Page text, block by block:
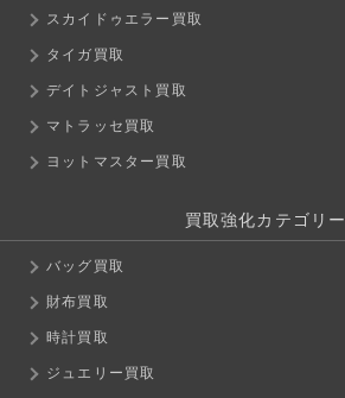
スカイドゥエラー買取
タイガ買取
デイトジャスト買取
マトラッセ買取
ヨットマスター買取
買取強化カテゴリー
バッグ買取
財布買取
時計買取
ジュエリー買取